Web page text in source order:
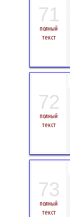
71
полный
текст
72
полный
текст
73
полный
текст